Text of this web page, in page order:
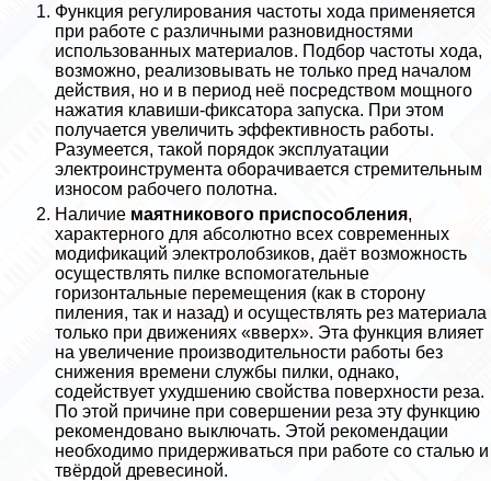
Функция регулирования частоты хода применяется
при работе с различными разновидностями
использованных материалов. Подбор частоты хода,
возможно, реализовывать не только пред началом
действия, но и в период неё посредством мощного
нажатия клавиши-фиксатора запуска. При этом
получается увеличить эффективность работы.
Разумеется, такой порядок эксплуатации
электроинструмента оборачивается стремительным
износом рабочего полотна.
Наличие маятникового приспособления,
хаpaктерного для абсолютно всех современных
модификаций электролобзиков, даёт возможность
осуществлять пилке вспомогательные
горизонтальные перемещения (как в сторону
пиления, так и назад) и осуществлять рез материала
только при движениях «вверх». Эта функция влияет
на увеличение производительности работы без
снижения времени службы пилки, однако,
содействует ухудшению свойства поверхности реза.
По этой причине при совершении реза эту функцию
рекомендовано выключать. Этой рекомендации
необходимо придерживаться при работе со сталью и
твёрдой древесиной.